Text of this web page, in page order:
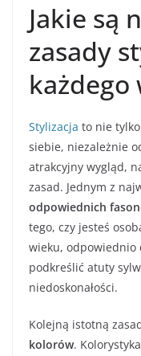
Jakie są
zasady
każdego
Stylizacja to nie
siebie, niezależnie
atrakcyjny wygląd,
zasad. Jednym z
odpowiednich
tego, czy jesteś
wieku, odpowiednio
podkreślić atuty
niedoskonałości.
Kolejną istotną
kolorów.